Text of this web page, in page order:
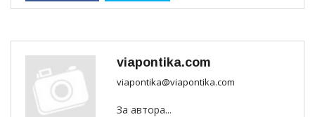
viapontika.com
viapontika@viapontika.com
За автора...